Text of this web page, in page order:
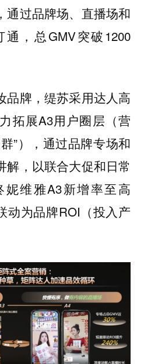
通过品牌场、直播场和
，总GMV突破1200
品牌，缇苏采用达人高
拓展A3用户圈层（营
”），通过品牌专场和
解，以联合大促和日常
维雅A3新增率至高
动为品牌ROI（投入产